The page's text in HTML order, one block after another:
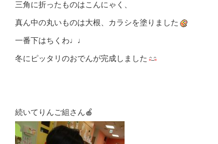
三角に折ったものはこんにゃく、
真ん中の丸いものは大根、カラシを塗りました
一番下はちくわ♩♩
冬にピッタリのおでんが完成しました
続いてりんご組さん🍎